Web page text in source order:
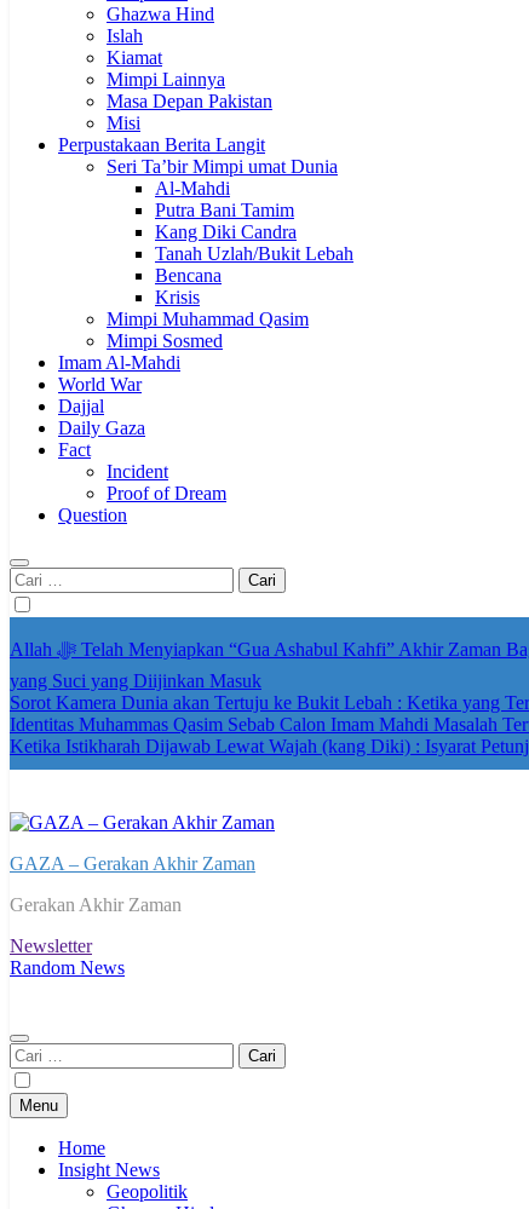
Ghazwa Hind
Islah
Kiamat
Mimpi Lainnya
Masa Depan Pakistan
Misi
Perpustakaan Berita Langit
Seri Ta’bir Mimpi umat Dunia
Al-Mahdi
Putra Bani Tamim
Kang Diki Candra
Tanah Uzlah/Bukit Lebah
Bencana
Krisis
Mimpi Muhammad Qasim
Mimpi Sosmed
Imam Al-Mahdi
World War
Dajjal
Daily Gaza
Fact
Incident
Proof of Dream
Question
Cari
untuk:
Allah ﷻ Telah Menyiapkan “Gua Ashabul Kahfi” Akhir Zaman Bagi Para Helper Muhammad Qasim, Kuncinya di Tangan Muhammad Qasim, Dengan 7 Tokoh Inti Sebagai Porosnya dan Hanya Jiwa-jiwa
yang Suci yang Diijinkan Masuk
Sorot Kamera Dunia akan Tertuju ke Bukit Lebah : Ketika yang
Identitas Muhammas Qasim Sebab Calon Imam Mahdi Masalah
Ketika Istikharah Dijawab Lewat Wajah (kang Diki) : Isyarat
GAZA – Gerakan Akhir Zaman
Gerakan Akhir Zaman
Newsletter
Random News
Cari
untuk:
Menu
Home
Insight News
Geopolitik